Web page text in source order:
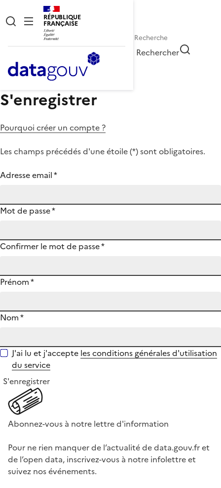
RÉPUBLIQUE
FRANÇAISE
Rechercher
S'enregistrer
Pourquoi créer un compte ?
Les champs précédés d'une étoile (*) sont obligatoires.
Adresse email*
Mot de passe*
Confirmer le mot de passe*
Prénom*
Nom*
J'ai lu et j'accepte les conditions générales d'utilisation
du service
S'enregistrer
Abonnez-vous à notre lettre d'information
Pour ne rien manquer de l’actualité de data.gouv.fr et
de l’open data, inscrivez-vous à notre infolettre et
suivez nos événements.